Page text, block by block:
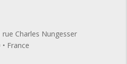
rue Charles Nungesser
France